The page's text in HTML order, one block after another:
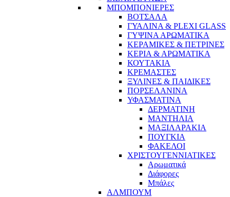
ΜΠΟΜΠΟΝΙΕΡΕΣ
ΒΟΤΣΑΛΑ
ΓΥΑΛΙΝΑ & PLEXI GLASS
ΓΥΨΙΝΑ ΑΡΩΜΑΤΙΚΑ
ΚΕΡΑΜΙΚΕΣ & ΠΕΤΡΙΝΕΣ
ΚΕΡΙΑ & ΑΡΩΜΑΤΙΚΑ
ΚΟΥΤΑΚΙΑ
ΚΡΕΜΑΣΤΕΣ
ΞΥΛΙΝΕΣ & ΠΑΙΔΙΚΕΣ
ΠΟΡΣΕΛΑΝΙΝΑ
ΥΦΑΣΜΑΤΙΝA
ΔΕΡΜΑΤΙΝΗ
ΜΑΝΤΗΛΙΑ
ΜΑΞΙΛΑΡΑΚΙΑ
ΠΟΥΓΚΙΑ
ΦΑΚΕΛΟΙ
ΧΡΙΣΤΟΥΓΕΝΝΙΑΤΙΚΕΣ
Αρωματικά
Διάφορες
Μπάλες
ΑΛΜΠΟΥΜ